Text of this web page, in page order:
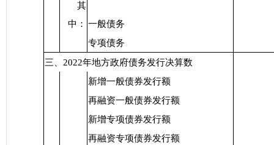
其
中： 一般债务
专项债务
三、2022年地方政府债务发行决算数
新增一般债券发行额
再融资一般债券发行额
新增专项债券发行额
再融资专项债券发行额